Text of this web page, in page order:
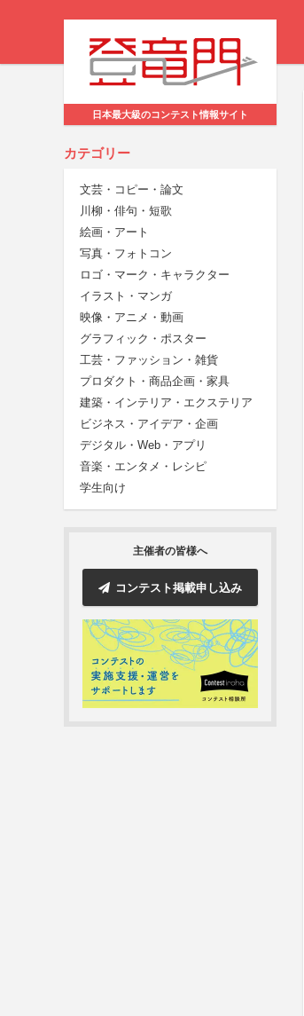
日本最大級のコンテスト情報サイト
カテゴリー
文芸・コピー・論文
川柳・俳句・短歌
絵画・アート
写真・フォトコン
ロゴ・マーク・キャラクター
イラスト・マンガ
映像・アニメ・動画
グラフィック・ポスター
工芸・ファッション・雑貨
プロダクト・商品企画・家具
建築・インテリア・エクステリア
ビジネス・アイデア・企画
デジタル・Web・アプリ
音楽・エンタメ・レシピ
学生向け
主催者の皆様へ
コンテスト掲載申し込み